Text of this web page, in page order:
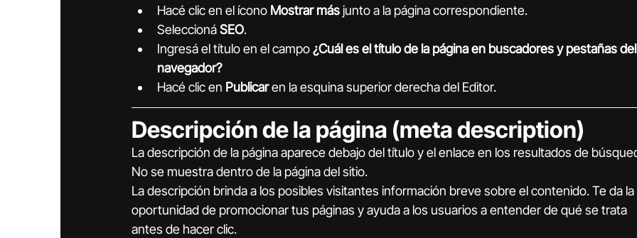
Hacé clic en el ícono Mostrar más junto a la página correspondiente.
Seleccioná SEO.
Ingresá el título en el campo ¿Cuál es el título de la página en buscadores y pestañas
navegador?
Hacé clic en Publicar en la esquina superior derecha del Editor.
Descripción de la página (meta description)
La descripción de la página aparece debajo del título y el enlace en los resultados de
No se muestra dentro de la página del sitio.
La descripción brinda a los posibles visitantes información breve sobre el contenido. Te da la
oportunidad de promocionar tus páginas y ayuda a los usuarios a entender de qué se trata
antes de hacer clic.